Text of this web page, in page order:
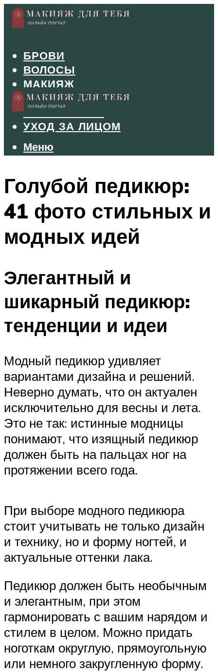
БРОВИ
ВОЛОСЫ
МАКИЯЖ
МАНИКЮР
ТУШЬ И ТЕНИ
УХОД ЗА ЛИЦОМ
Меню
Меню
Голубой педикюр:
41 фото стильных и
модных идей
Элегантный и
шикарный педикюр:
тенденции и идеи
Модный педикюр удивляет
вариантами дизайна и решений.
Неверно думать, что он актуален
исключительно для весны и лета.
Это не так: истинные модницы
понимают, что изящный педикюр
должен быть на пальцах ног на
протяжении всего года.
При выборе модного педикюра
стоит учитывать не только дизайн
и технику, но и форму ногтей, и
актуальные оттенки лака.
Педикюр должен быть необычным
и элегантным, при этом
гармонировать с вашим нарядом и
стилем в целом. Можно придать
ноготкам округлую, прямоугольную
или немного закругленную форму.